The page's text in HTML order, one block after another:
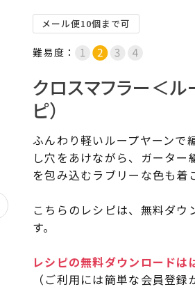
メール便10個まで可
難易度：
クロスマフラー＜ル
ピ）
ふんわり軽いループヤーンで
し穴をあけながら、ガーター
を包み込むラブリーな色も着
こちらのレシピは、無料ダウ
す。
レシピの無料ダウンロード
（ご利用には簡単な会員登録